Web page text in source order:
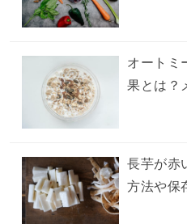
オートミ
果とは？
長芋が赤
方法や保